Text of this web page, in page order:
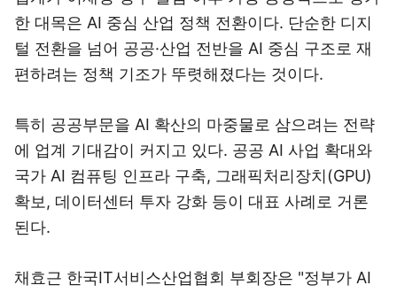
한 대목은 AI 중심 산업 정책 전환이다. 단순한 디지
털 전환을 넘어 공공·산업 전반을 AI 중심 구조로 재
편하려는 정책 기조가 뚜렷해졌다는 것이다.
특히 공공부문을 AI 확산의 마중물로 삼으려는 전략
에 업계 기대감이 커지고 있다. 공공 AI 사업 확대와
국가 AI 컴퓨팅 인프라 구축, 그래픽처리장치(GPU)
확보, 데이터센터 투자 강화 등이 대표 사례로 거론
된다.
채효근 한국IT서비스산업협회 부회장은 "정부가 AI